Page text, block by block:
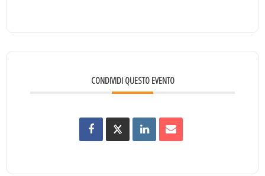
CONDIVIDI QUESTO EVENTO